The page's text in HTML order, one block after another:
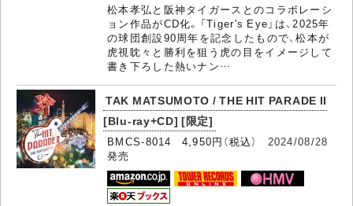
松本孝弘と阪神タイガースとのコラボレーシ
ョン作品がCD化。「Tiger's Eye」は、2025年
の球団創設90周年を記念したもので、松本が
虎視眈々と勝利を狙う虎の目をイメージして
書き下ろした熱いナン…
TAK MATSUMOTO / THE HIT PARADE II
[Blu-ray+CD] [限定]
BMCS-8014 4,950円（税込） 2024/08/28
発売